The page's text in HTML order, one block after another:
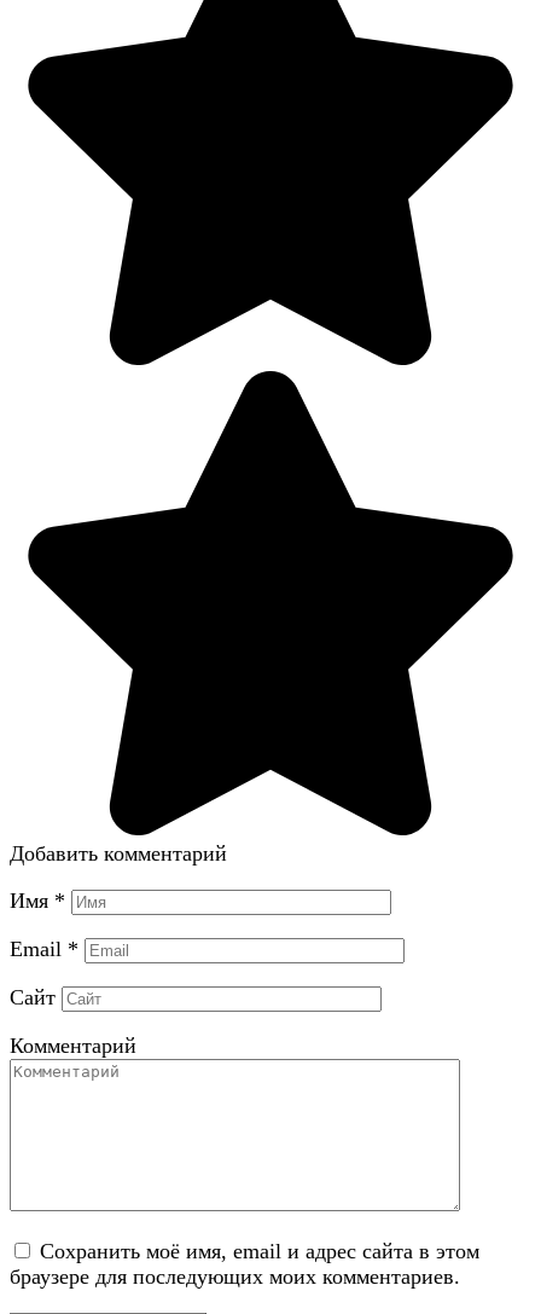
Добавить комментарий
Имя *
Email *
Сайт
Комментарий
Сохранить моё имя, email и адрес сайта в этом
браузере для последующих моих комментариев.